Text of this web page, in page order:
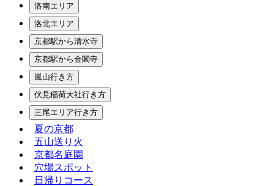
洛南エリア
洛北エリア
京都駅から清水寺
京都駅から金閣寺
嵐山行き方
伏見稲荷大社行き方
三尾エリア行き方
夏の京都
五山送り火
京都名庭園
穴場スポット
日帰りコース